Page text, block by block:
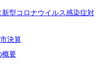
型コロナウイルス感染症対
決算
概要